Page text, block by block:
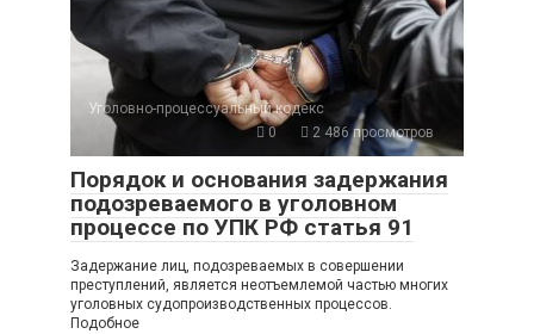
Уголовно-процессуальный кодекс
0
2 486 просмотров
Порядок и основания задержания
подозреваемого в уголовном
процессе по УПК РФ статья 91
Задержание лиц, подозреваемых в совершении
преступлений, является неотъемлемой частью многих
уголовных судопроизводственных процессов.
Подобное